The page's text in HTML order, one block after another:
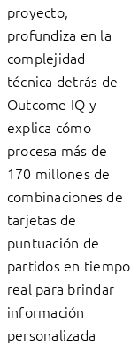
proyecto,
profundiza en la
complejidad
técnica detrás de
Outcome IQ y
explica cómo
procesa más de
170 millones de
combinaciones de
tarjetas de
puntuación de
partidos en tiempo
real para brindar
información
personalizada